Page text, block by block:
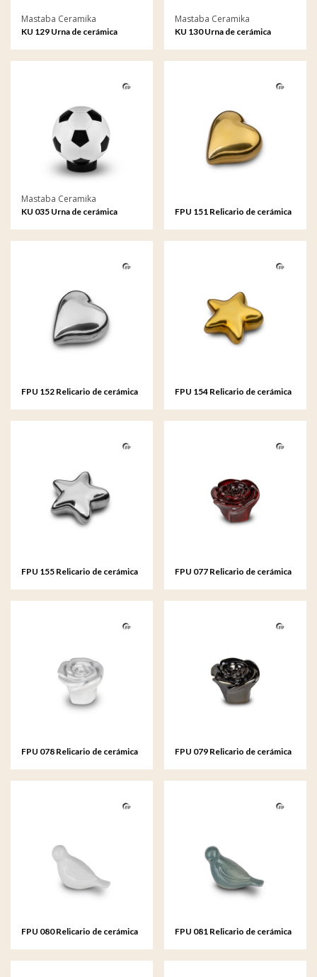
Mastaba Ceramika
KU 129 Urna de cerámica
Mastaba Ceramika
KU 130 Urna de cerámica
Mastaba Ceramika
KU 035 Urna de cerámica
FPU 151 Relicario de cerámica
FPU 152 Relicario de cerámica
FPU 154 Relicario de cerámica
FPU 155 Relicario de cerámica
FPU 077 Relicario de cerámica
FPU 078 Relicario de cerámica
FPU 079 Relicario de cerámica
FPU 080 Relicario de cerámica
FPU 081 Relicario de cerámica